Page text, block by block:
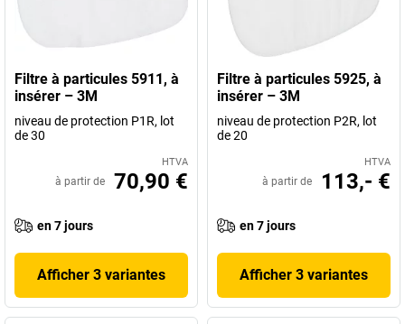
Filtre à particules 5911, à
insérer – 3M
niveau de protection P1R, lot
de 30
HTVA
à partir de 70,90 €
en 7 jours
Afficher 3 variantes
Filtre à particules 5925, à
insérer – 3M
niveau de protection P2R, lot
de 20
HTVA
à partir de 113,- €
en 7 jours
Afficher 3 variantes